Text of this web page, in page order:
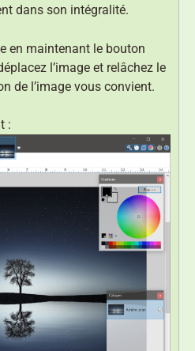
dans son intégralité.
en maintenant le bouton
l’image et relâchez le
de l’image vous convient.
: